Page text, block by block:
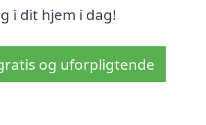
i dit hjem i dag!
og uforpligtende